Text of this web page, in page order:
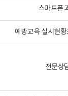
스마트폰
예방교육 실시현황
전문상